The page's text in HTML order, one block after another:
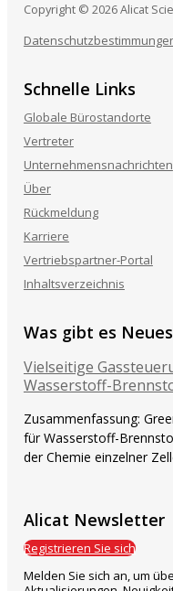
Copyright © 2026 Alicat
Schnelle Links
Globale Bürostandorte
Vertreter
Unternehmensnachrichten
Über
Rückmeldung
Karriere
Vertriebspartner-Portal
Inhaltsverzeichnis
Was gibt es
Vielseitige
Wasserstoff-
Zusammenfassung:
für Wasserstoff-
der Chemie einzelner
Alicat Newsletter
Registrieren Sie sich
Melden Sie sich an, um